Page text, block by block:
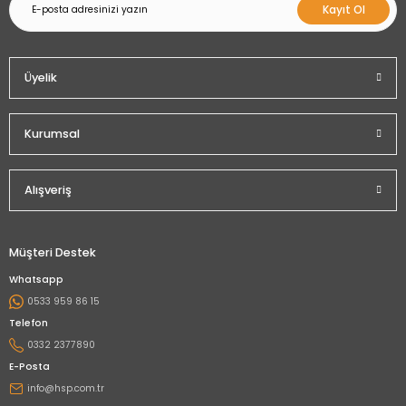
Kayıt Ol
Üyelik
Kurumsal
Alışveriş
Müşteri Destek
Whatsapp
0533 959 86 15
Telefon
0332 2377890
E-Posta
info@hsp.com.tr